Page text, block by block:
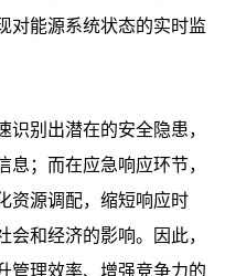
对能源系统状态的实时监
别出潜在的安全隐患，
；而在应急响应环节，
资源调配，缩短响应时
和经济的影响。因此，
管理效率、增强竞争力的